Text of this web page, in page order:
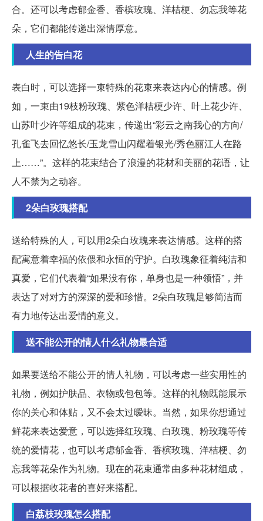
合。还可以考虑郁金香、香槟玫瑰、洋桔梗、勿忘我等花
朵，它们都能传递出深情厚意。
人生的告白花
表白时，可以选择一束特殊的花束来表达内心的情感。例
如，一束由19枝粉玫瑰、紫色洋桔梗少许、叶上花少许、
山苏叶少许等组成的花束，传递出“彩云之南我心的方向/
孔雀飞去回忆悠长/玉龙雪山闪耀着银光/秀色丽江人在路
上……”。这样的花束结合了浪漫的花材和美丽的花语，让
人不禁为之动容。
2朵白玫瑰搭配
送给特殊的人，可以用2朵白玫瑰来表达情感。这样的搭
配寓意着幸福的依偎和永恒的守护。白玫瑰象征着纯洁和
真爱，它们代表着“如果没有你，单身也是一种领悟”，并
表达了对对方的深深的爱和珍惜。2朵白玫瑰足够简洁而
有力地传达出爱情的意义。
送不能公开的情人什么礼物最合适
如果要送给不能公开的情人礼物，可以考虑一些实用性的
礼物，例如护肤品、衣物或包包等。这样的礼物既能展示
你的关心和体贴，又不会太过暧昧。当然，如果你想通过
鲜花来表达爱意，可以选择红玫瑰、白玫瑰、粉玫瑰等传
统的爱情花，也可以考虑郁金香、香槟玫瑰、洋桔梗、勿
忘我等花朵作为礼物。现在的花束通常由多种花材组成，
可以根据收花者的喜好来搭配。
白荔枝玫瑰怎么搭配